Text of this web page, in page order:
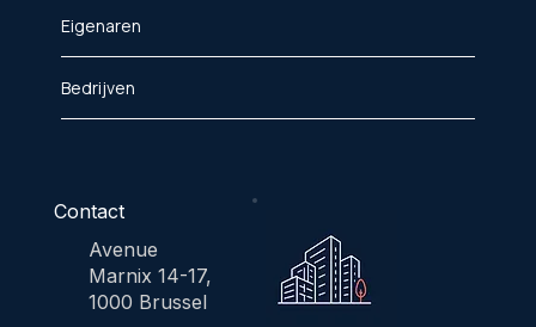
Eigenaren
Bedrijven
Contact
Avenue
Marnix 14-17,
1000 Brussel